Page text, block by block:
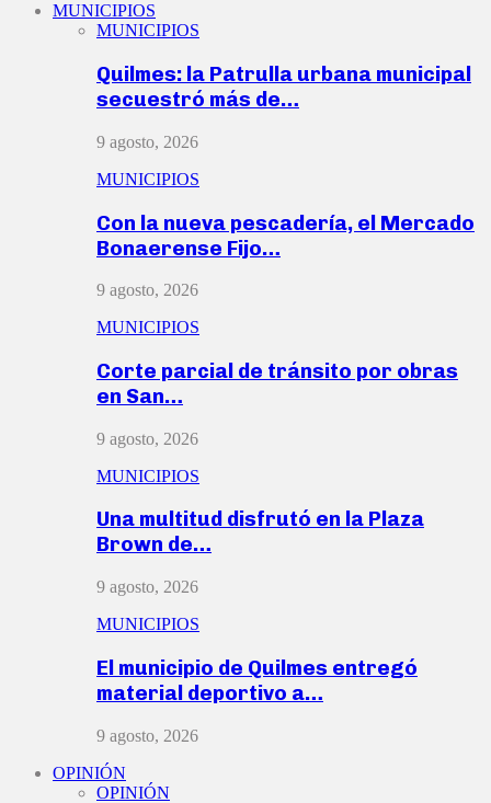
MUNICIPIOS
MUNICIPIOS
Quilmes: la Patrulla urbana municipal
secuestró más de…
9 agosto, 2026
MUNICIPIOS
Con la nueva pescadería, el Mercado
Bonaerense Fijo…
9 agosto, 2026
MUNICIPIOS
Corte parcial de tránsito por obras
en San…
9 agosto, 2026
MUNICIPIOS
Una multitud disfrutó en la Plaza
Brown de…
9 agosto, 2026
MUNICIPIOS
El municipio de Quilmes entregó
material deportivo a…
9 agosto, 2026
OPINIÓN
OPINIÓN